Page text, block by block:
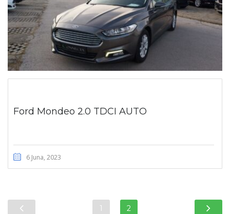
Ford Mondeo 2.0 TDCI AUTO
6 Juna, 2023
1 2